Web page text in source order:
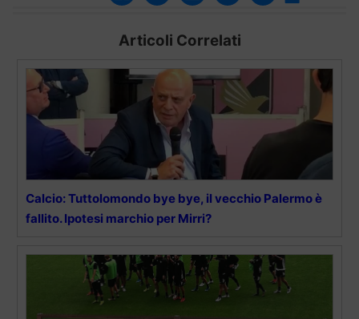
Articoli Correlati
Calcio: Tuttolomondo bye bye, il vecchio Palermo è
fallito. Ipotesi marchio per Mirri?